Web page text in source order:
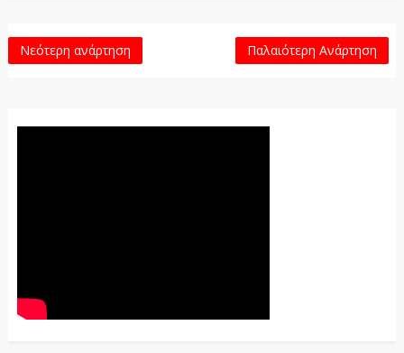
Νεότερη ανάρτηση Παλαιότερη Ανάρτηση